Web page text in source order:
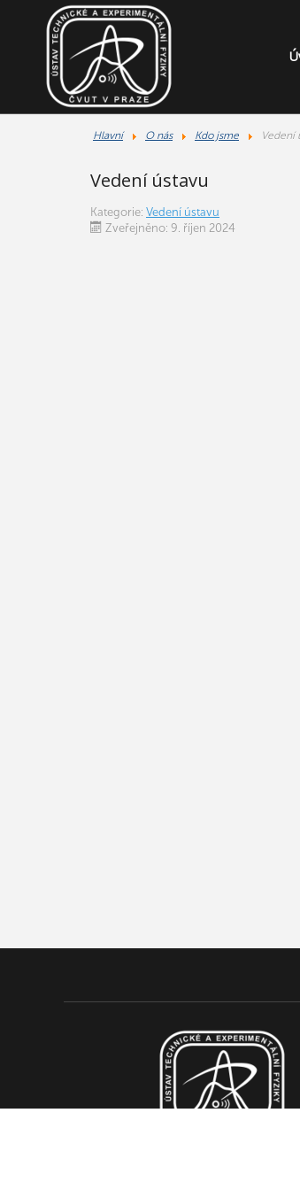
Hlavní O nás Kdo jsme Vedení
Vedení ústavu
Kategorie: Vedení ústavu
Zveřejněno: 9. říjen 2024